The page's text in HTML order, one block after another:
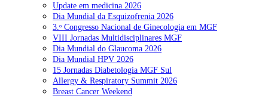
NOTÍCIAS RECENTES
Quase 11.900 jovens recorreram aos cheques psicólogo e
nutricionista no primeiro mês 7 de Agosto, 2026
ULS de Coimbra estreia cirurgia endoscópica do ouvido com
apoio robótico em Portugal 7 de Agosto, 2026
Update em medicina 2026
Dia Mundial da Esquizofrenia 2026
3.ᵒ Congresso Nacional de Ginecologia em MGF
VIII Jornadas Multidisciplinares MGF
Dia Mundial do Glaucoma 2026
Dia Mundial HPV 2026
15 Jornadas Diabetologia MGF Sul
Allergy & Respiratory Summit 2026
Breast Cancer Weekend